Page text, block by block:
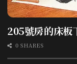
205號房的床
0 SHARES